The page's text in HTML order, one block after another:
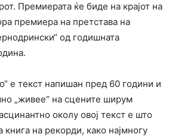
Премиерата ќе биде на крајот на
премиера на претстава на
од годишната
е текст напишан пред 60 години и
„живее“ на сцените ширум
околу овој текст е што
книга на рекорди, како најмногу